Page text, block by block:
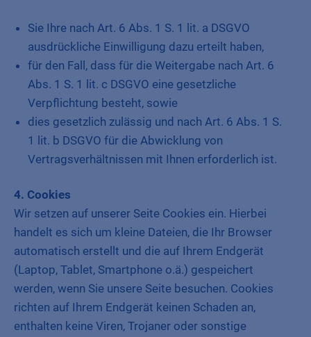
Sie Ihre nach Art. 6 Abs. 1 S. 1 lit. a DSGVO
ausdrückliche Einwilligung dazu erteilt haben,
für den Fall, dass für die Weitergabe nach Art. 6
Abs. 1 S. 1 lit. c DSGVO eine gesetzliche
Verpflichtung besteht, sowie
dies gesetzlich zulässig und nach Art. 6 Abs. 1 S.
1 lit. b DSGVO für die Abwicklung von
Vertragsverhältnissen mit Ihnen erforderlich ist.
4. Cookies
Wir setzen auf unserer Seite Cookies ein. Hierbei
handelt es sich um kleine Dateien, die Ihr Browser
automatisch erstellt und die auf Ihrem Endgerät
(Laptop, Tablet, Smartphone o.ä.) gespeichert
werden, wenn Sie unsere Seite besuchen. Cookies
richten auf Ihrem Endgerät keinen Schaden an,
enthalten keine Viren, Trojaner oder sonstige